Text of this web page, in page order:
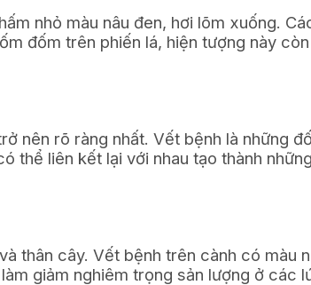
nhỏ màu nâu đen, hơi lõm xuống.
đốm trên phiến lá, hiện tượng này
nên rõ ràng nhất. Vết bệnh là những
thể liên kết lại với nhau tạo thành
thân cây. Vết bệnh trên cành có màu
giảm nghiêm trọng sản lượng ở các